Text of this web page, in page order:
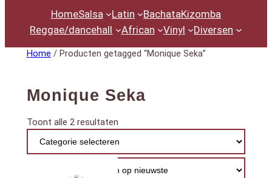
HomeSalsa Latin BachataKizomba
Reggae/dancehall
African Vinyl Diversen
Home / Producten getagged “Monique Seka”
Monique Seka
Toont alle 2 resultatenGesorteerd
nieuwste